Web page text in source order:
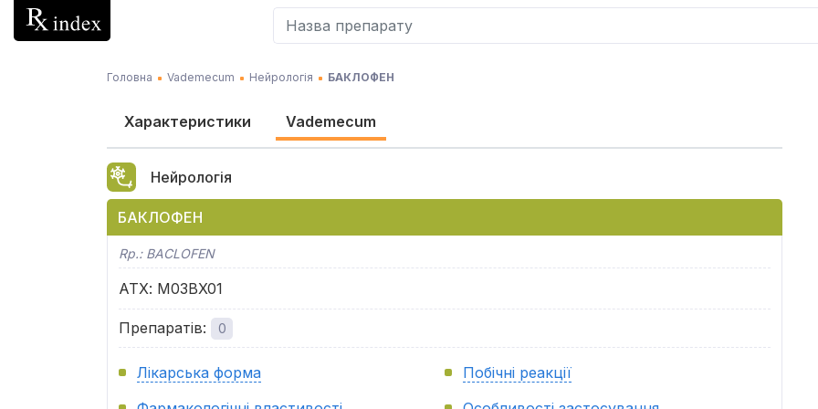
Головна Vademecum Нейрологія БАКЛОФЕН
Характеристики Vademecum
Нейрологія
БАКЛОФЕН
Rp.: BACLOFEN
АТХ: M03BX01
Препаратів: 0
Лікарська форма
Побічні реакції